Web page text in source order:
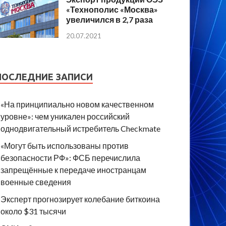
«Технополис «Москва»
увеличился в 2,7 раза
20.07.2021
ЗАПИСИ
«На принципиально новом качественном
уровне»: чем уникален российский
однодвигательный истребитель Checkmate
«Могут быть использованы против
безопасности РФ»: ФСБ перечислила
запрещённые к передаче иностранцам
военные сведения
Эксперт прогнозирует колебание биткоина
около $31 тысячи